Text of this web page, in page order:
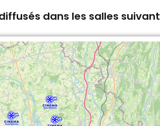
dans les salles